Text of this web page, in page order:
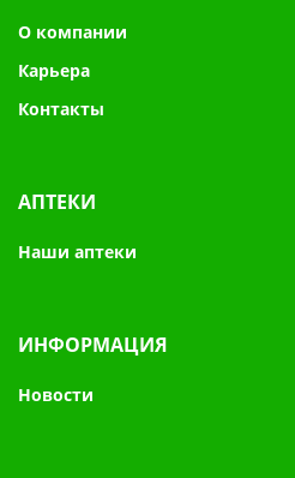
О компании
Карьера
Контакты
АПТЕКИ
Наши аптеки
ИНФОРМАЦИЯ
Новости